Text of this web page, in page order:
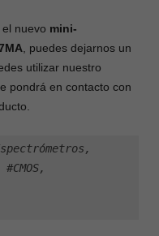
nuevo mini-
, puedes dejarnos un
utilizar nuestro
pondrá en contacto con